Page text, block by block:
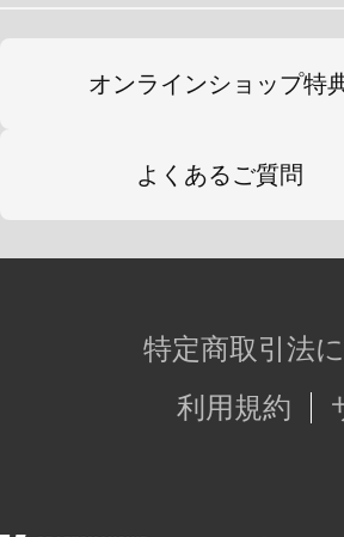
オンラインショップ特
よくあるご質問
特定商取引法
利用規約